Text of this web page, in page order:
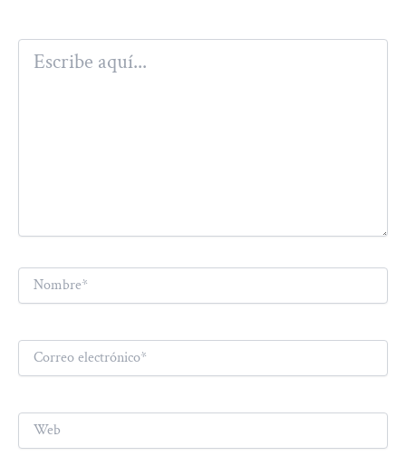
Escribe
aquí...
Nombre*
Correo
electrónico*
Web